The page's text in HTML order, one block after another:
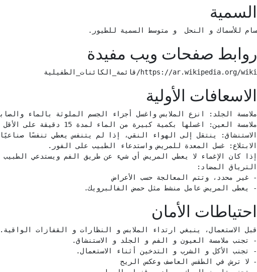
السمية
سام للأسماك و النحل  و متوسط السمية للطيور.
روابط صفحات ويب مفيدة
https://ar.wikipedia.org/wiki/قائمة_الكائنات_الطفيلية
الاسعافات الأولية
- يعطى المريض عامل منشط مثل حمض الفالبرويك.
احتياطات الأمان